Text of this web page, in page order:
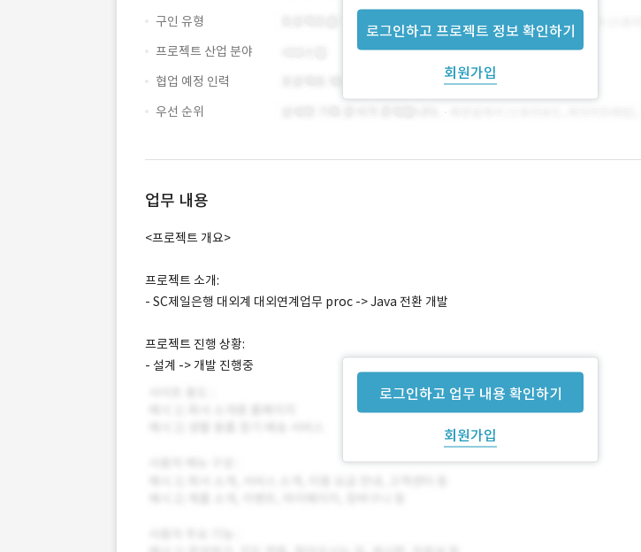
로그인하고 프로젝트 정보 확인하기
회원가입
구인 유형
프로젝트 산업 분야
협업 예정 인력
우선 순위
업무 내용
로그인하고 업무 내용 확인하기
회원가입
<프로젝트 개요>
프로젝트 소개:
- SC제일은행 대외계 대외연계업무 proc -> Java 전환 개발
프로젝트 진행 상황:
- 설계 -> 개발 진행중